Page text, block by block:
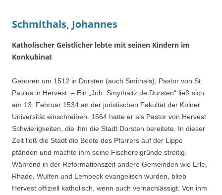
Schmithals, Johannes
Katholischer Geistlicher lebte mit seinen Kindern im
Konkubinat
Geboren um 1512 in Dorsten (auch Smithals); Pastor von St.
Paulus in Hervest. – Ein „Joh. Smythaltz de Dursten“ ließ sich
am 13. Februar 1534 an der juristischen Fakultät der Kölner
Universität einschreiben. 1564 hatte er als Pastor von Hervest
Schwierigkeiten, die ihm die Stadt Dorsten bereitete. In dieser
Zeit ließ die Stadt die Boote des Pfarrers auf der Lippe
pfänden und machte ihm seine Fischereigründe streitig.
Während in der Reformationszeit andere Gemeinden wie Erle,
Rhade, Wulfen und Lembeck evangelisch wurden, blieb
Hervest offiziell katholisch, wenn auch vernachlässigt. Von ihm